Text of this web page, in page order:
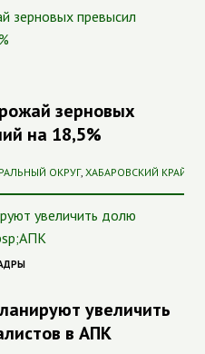
зерновых
на 18,5%
ОКРУГ, ХАБАРОВСКИЙ КРАЙ
увеличить
в АПК